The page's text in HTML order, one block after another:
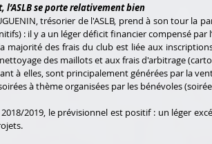
l’ASLB se porte relativement bien
trésorier de l'ASLB, prend à son tour la
: il y a un léger déficit financier compensé par
majorité des frais du club est liée aux
des maillots et aux frais d'arbitrage
à elles, sont principalement générées par la
à thème organisées par les bénévoles
2019, le prévisionnel est positif : un léger